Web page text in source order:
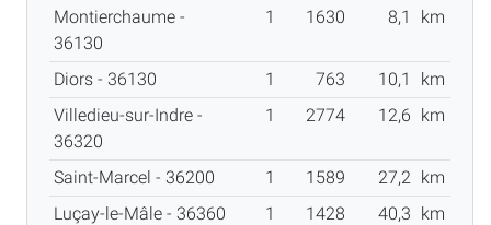
Montierchaume -
36130
1 1630 8,1 km
Diors - 36130 1 763 10,1
km
Villedieu-sur-Indre -
36320
1 2774 12,6 km
Saint-Marcel - 36200 1 1589 27,2 km
Luçay-le-Mâle - 36360
1 1428 40,3 km